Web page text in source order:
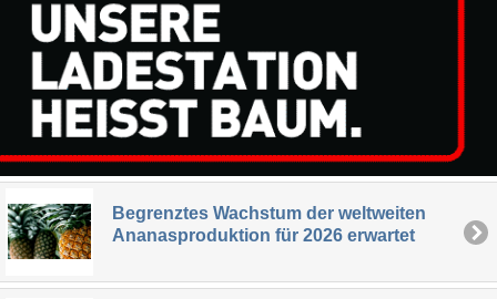
Begrenztes Wachstum der weltweiten
Ananasproduktion für 2026 erwartet